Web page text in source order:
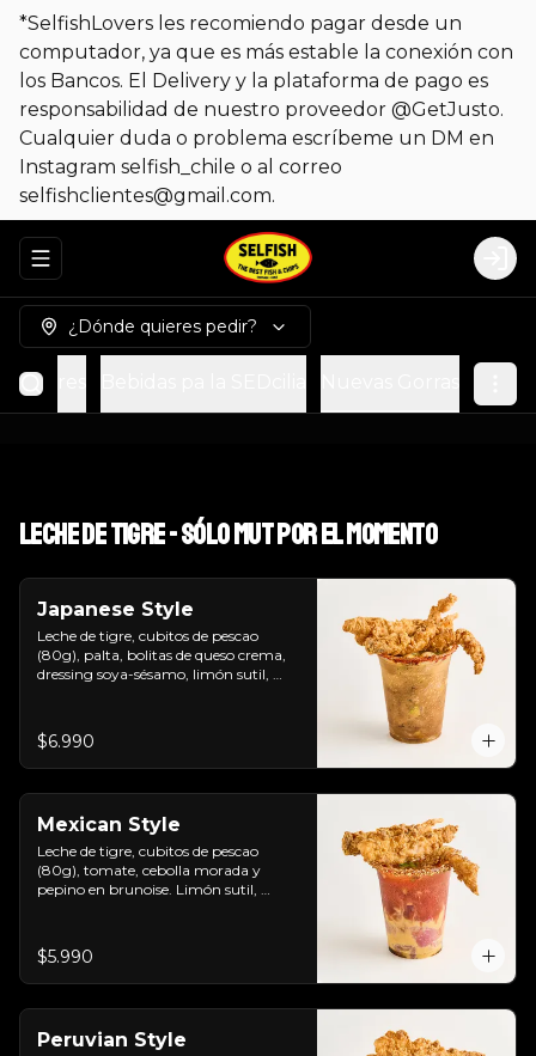
*SelfishLovers les recomiendo pagar desde un
computador, ya que es más estable la conexión con
los Bancos. El Delivery y la plataforma de pago es
responsabilidad de nuestro proveedor @GetJusto.
Cualquier duda o problema escríbeme un DM en
Instagram selfish_chile o al correo
selfishclientes@gmail.com.
Abrir menu de navegación
¿Dónde quieres pedir?
Postres
Leche de Tigre - sólo MUT por el momento
Japanese Style
Leche de tigre, cubitos de pescao
(80g), palta, bolitas de queso crema,
dressing soya-sésamo, limón sutil,
$6.990
Mexican Style
Leche de tigre, cubitos de pescao
(80g), tomate, cebolla morada y
pepino en brunoise. Limón sutil,
$5.990
Peruvian Style